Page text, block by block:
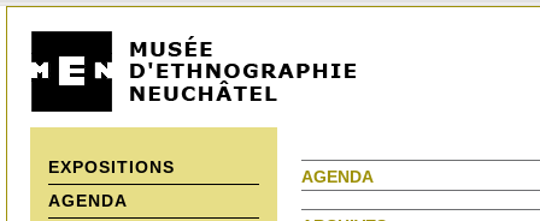
EXPOSITIONS
AGENDA
AGENDA